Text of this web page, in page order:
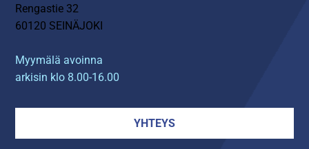
Rengastie 32
60120 SEINÄJOKI
Myymälä avoinna
arkisin klo 8.00-16.00
YHTEYS